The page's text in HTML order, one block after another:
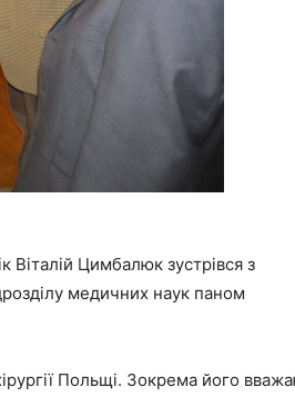
Цимбалюк зустрівся з
медичних наук паном
Польщі. Зокрема його